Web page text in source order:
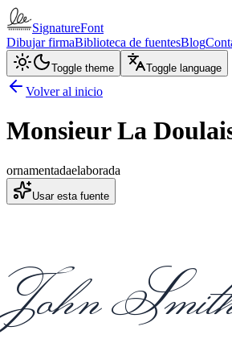
SignatureFont
Dibujar firmaBiblioteca de fuentesBlog
Toggle theme Toggle language
Volver al inicio
Monsieur La
ornamentadaelaborada
Usar esta fuente
John